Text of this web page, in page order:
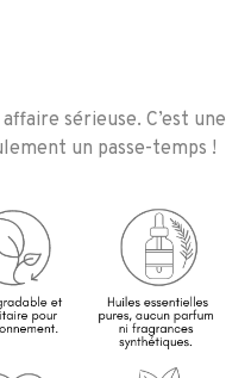
sérieuse. C’est une
un passe-temps !